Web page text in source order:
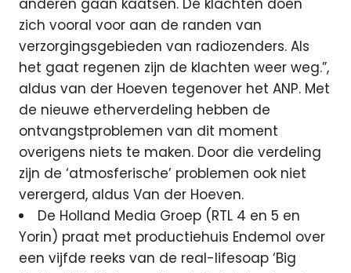
zich vooral voor aan de randen van
verzorgingsgebieden van radiozenders. Als
het gaat regenen zijn de klachten weer weg.”,
aldus van der Hoeven tegenover het ANP. Met
de nieuwe etherverdeling hebben de
ontvangstproblemen van dit moment
overigens niets te maken. Door die verdeling
zijn de ‘atmosferische’ problemen ook niet
verergerd, aldus Van der Hoeven.
De Holland Media Groep (RTL 4 en 5 en
Yorin) praat met productiehuis Endemol over
een vijfde reeks van de real-lifesoap ‘Big